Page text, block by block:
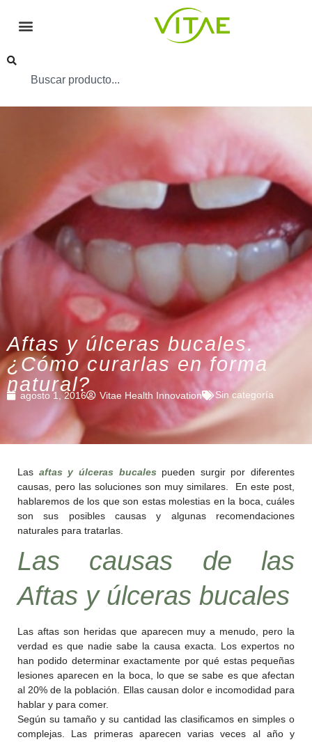
Aftas y úlceras bucales.
¿Cómo curarlas en forma
natural?
agosto 1, 2016 Vitae Health Innovation Sin categoría
Las aftas y úlceras bucalespueden surgir por diferentes
causas, pero las soluciones son muy similares. En este post,
hablaremos de los que son estas molestias en la boca, cuáles
son sus posibles causas y algunas recomendaciones
naturales para tratarlas.
Las causas de las
Aftas y úlceras bucales
Las aftas son heridas que aparecen muy a menudo, pero la
verdad es que nadie sabe la causa exacta. Los expertos no
han podido determinar exactamente por qué estas pequeñas
lesiones aparecen en la boca, lo que se sabe es que afectan
al 20% de la población. Ellas causan dolor e incomodidad para
hablar y para comer.
Según su tamaño y su cantidad las clasificamos en simples o
complejas. Las primeras aparecen varias veces al año y